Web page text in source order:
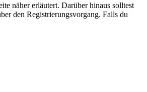
näher erläutert. Darüber hinaus solltest
den Registrierungsvorgang. Falls du